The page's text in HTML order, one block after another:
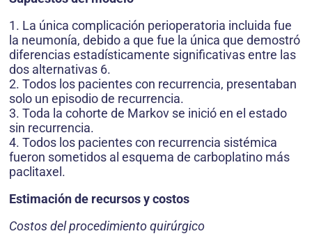
1. La única complicación perioperatoria incluida fue
la neumonía, debido a que fue la única que demostró
diferencias estadísticamente significativas entre las
dos alternativas 6.
2. Todos los pacientes con recurrencia, presentaban
solo un episodio de recurrencia.
3. Toda la cohorte de Markov se inició en el estado
sin recurrencia.
4. Todos los pacientes con recurrencia sistémica
fueron sometidos al esquema de carboplatino más
paclitaxel.
Estimación de recursos y costos
Costos del procedimiento quirúrgico